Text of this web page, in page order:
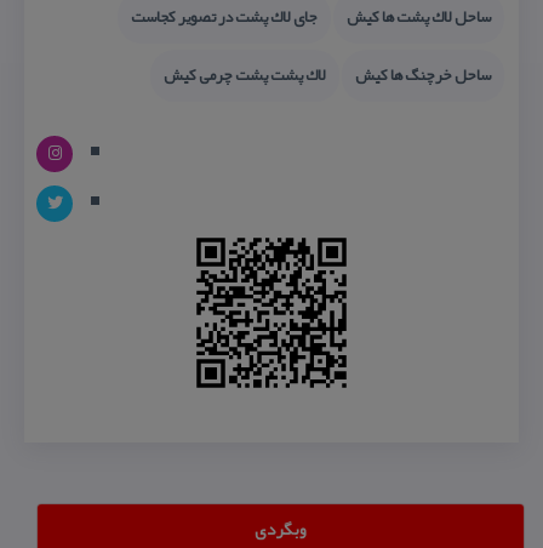
ساحل لاك پشت ها كیش
جای لاك پشت در تصویر كجاست
ساحل خرچنگ ها كیش
لاك پشت پشت چرمی كیش
وبگردی